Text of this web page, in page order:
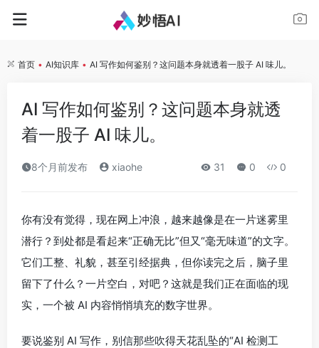
首页 • AI知识库 • AI 写作如何鉴别？这问题本身就透着一股子 AI 味儿。
AI 写作如何鉴别？这问题本身就透
着一股子 AI 味儿。
8个月前发布 xiaohe 31 0 0
你有没有觉得，现在网上冲浪，越来越像是在一片迷雾里
潜行？到处都是看起来“正确无比”但又“毫无味道”的文字。
它们工整、礼貌，甚至引经据典，但你读完之后，脑子里
留下了什么？一片空白，对吧？这就是我们正在面临的现
实，一个被 AI 内容悄悄填充的数字世界。
要说鉴别 AI 写作，别信那些吹得天花乱坠的“AI 检测工